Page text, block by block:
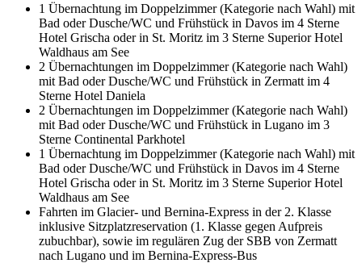
1 Übernachtung im Doppelzimmer (Kategorie nach Wahl) mit
Bad oder Dusche/WC und Frühstück in Davos im 4 Sterne
Hotel Grischa oder in St. Moritz im 3 Sterne Superior Hotel
Waldhaus am See
2 Übernachtungen im Doppelzimmer (Kategorie nach Wahl)
mit Bad oder Dusche/WC und Frühstück in Zermatt im 4
Sterne Hotel Daniela
2 Übernachtungen im Doppelzimmer (Kategorie nach Wahl)
mit Bad oder Dusche/WC und Frühstück in Lugano im 3
Sterne Continental Parkhotel
1 Übernachtung im Doppelzimmer (Kategorie nach Wahl) mit
Bad oder Dusche/WC und Frühstück in Davos im 4 Sterne
Hotel Grischa oder in St. Moritz im 3 Sterne Superior Hotel
Waldhaus am See
Fahrten im Glacier- und Bernina-Express in der 2. Klasse
inklusive Sitzplatzreservation (1. Klasse gegen Aufpreis
zubuchbar), sowie im regulären Zug der SBB von Zermatt
nach Lugano und im Bernina-Express-Bus